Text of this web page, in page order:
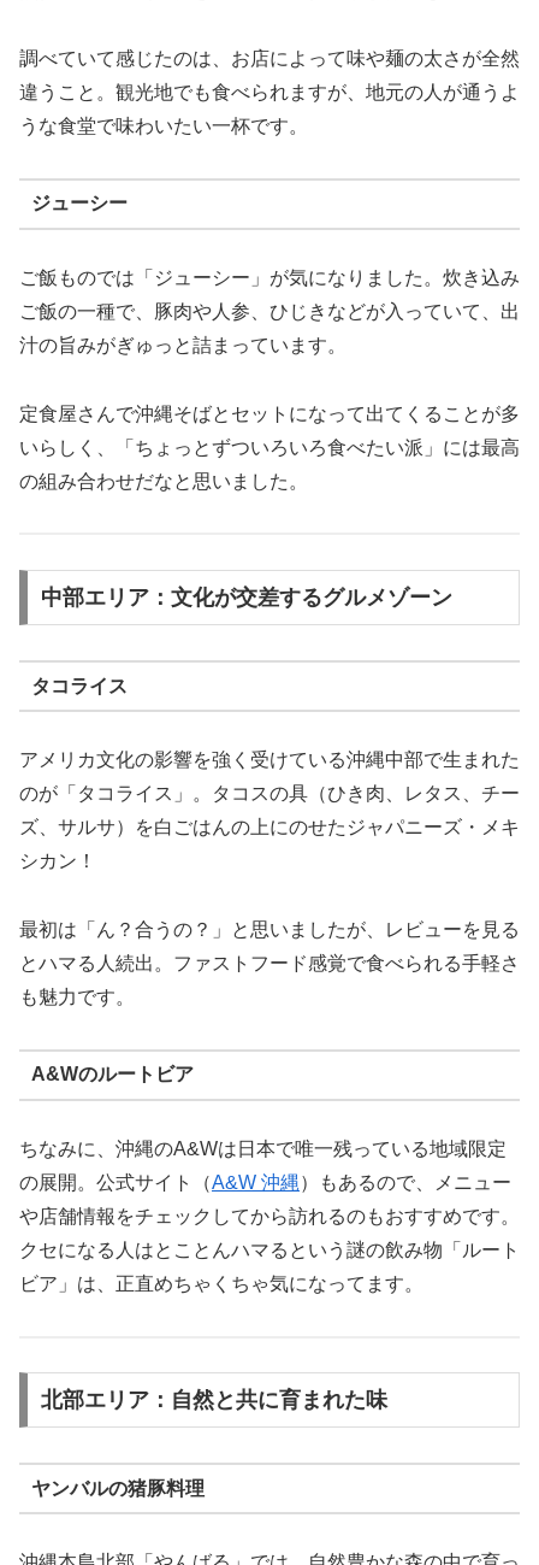
調べていて感じたのは、お店によって味や麺の太さが全然
違うこと。観光地でも食べられますが、地元の人が通うよ
うな食堂で味わいたい一杯です。
ジューシー
ご飯ものでは「ジューシー」が気になりました。炊き込み
ご飯の一種で、豚肉や人参、ひじきなどが入っていて、出
汁の旨みがぎゅっと詰まっています。
定食屋さんで沖縄そばとセットになって出てくることが多
いらしく、「ちょっとずついろいろ食べたい派」には最高
の組み合わせだなと思いました。
中部エリア：文化が交差するグルメゾーン
タコライス
アメリカ文化の影響を強く受けている沖縄中部で生まれた
のが「タコライス」。タコスの具（ひき肉、レタス、チー
ズ、サルサ）を白ごはんの上にのせたジャパニーズ・メキ
シカン！
最初は「ん？合うの？」と思いましたが、レビューを見る
とハマる人続出。ファストフード感覚で食べられる手軽さ
も魅力です。
A&Wのルートビア
ちなみに、沖縄のA&Wは日本で唯一残っている地域限定
の展開。公式サイト（A&W 沖縄）もあるので、メニュー
や店舗情報をチェックしてから訪れるのもおすすめです。
クセになる人はとことんハマるという謎の飲み物「ルート
ビア」は、正直めちゃくちゃ気になってます。
北部エリア：自然と共に育まれた味
ヤンバルの猪豚料理